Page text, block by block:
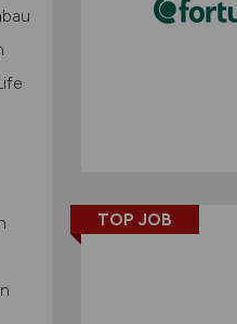
TOP JOB